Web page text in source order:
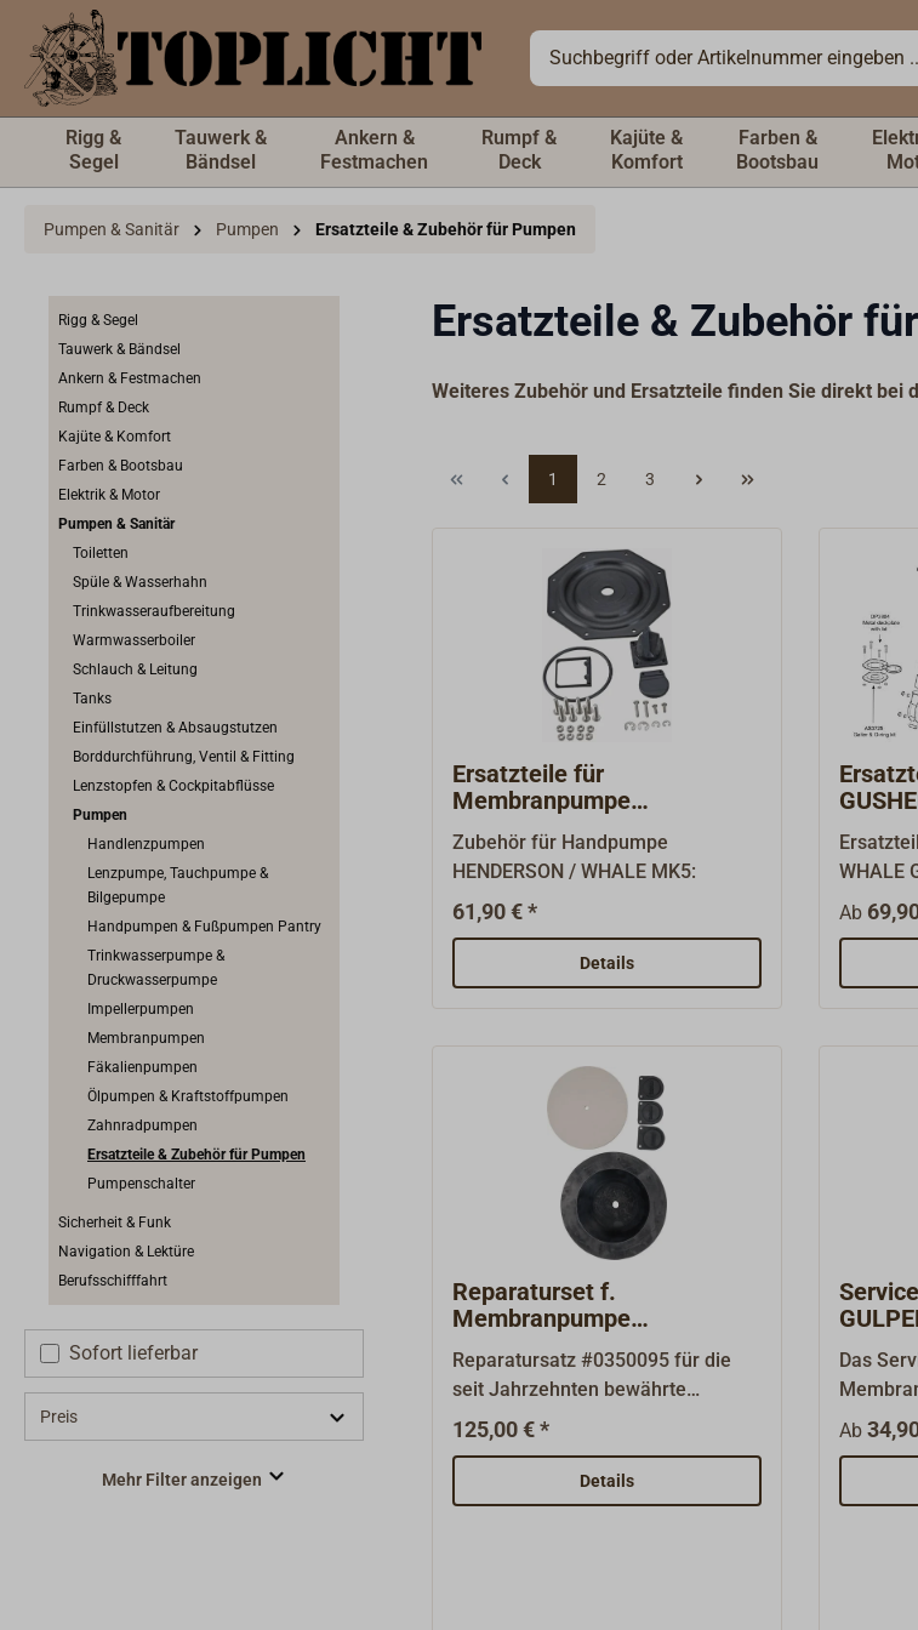
springen
Rigg &
Segel
Tauwerk &
Bändsel
Ankern &
Festmachen
Rumpf &
Deck
Kajüte &
Komfort
Farben &
Bootsbau
Pumpen & Sanitär Pumpen Ersatzteile & Zubehör für Pumpen
Rigg & Segel
Tauwerk & Bändsel
Ankern & Festmachen
Rumpf & Deck
Kajüte & Komfort
Farben & Bootsbau
Elektrik & Motor
Pumpen & Sanitär
Toiletten
Spüle & Wasserhahn
Trinkwasseraufbereitung
Warmwasserboiler
Schlauch & Leitung
Tanks
Einfüllstutzen & Absaugstutzen
Borddurchführung, Ventil & Fitting
Lenzstopfen & Cockpitabflüsse
Pumpen
Handlenzpumpen
Lenzpumpe, Tauchpumpe &
Bilgepumpe
Handpumpen & Fußpumpen Pantry
Trinkwasserpumpe &
Druckwasserpumpe
Impellerpumpen
Membranpumpen
Fäkalienpumpen
Ölpumpen & Kraftstoffpumpen
Zahnradpumpen
Ersatzteile & Zubehör für Pumpen
Pumpenschalter
Sicherheit & Funk
Navigation & Lektüre
Berufsschifffahrt
Sofort lieferbar
Preis
Mehr Filter anzeigen
Ersatzteile & Zubehör
Weiteres Zubehör und Ersatzteile finden Sie direkt bei
1 2 3
Ersatzteile für
Membranpumpe
HENDERSON/WHALE MK5
Zubehör für Handpumpe
HENDERSON / WHALE MK5:
61,90 € *
Details
WHALE
Ab
Reparaturset f.
Membranpumpe
RHEINSTROM M50 / M50E
Reparatursatz #0350095 für die
seit Jahrzehnten bewährte
Membranpumpe Typ M50 und
M50E von
RHEINSTROM.Bestehend aus der
Pumpmembran, einer großen
125,00 € *
Details
Das
l
Ab